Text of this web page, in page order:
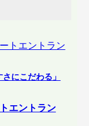
さにこだわる」
エントラン